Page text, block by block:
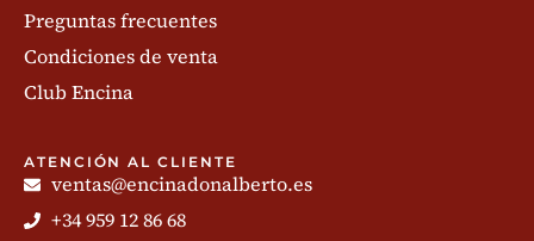
Preguntas frecuentes
Condiciones de venta
Club Encina
ATENCIÓN AL CLIENTE
ventas@encinadonalberto.es
+34 959 12 86 68